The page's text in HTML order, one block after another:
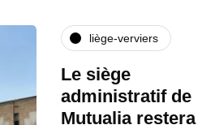
liège-verviers
Le siège
administratif de
Mutualia restera